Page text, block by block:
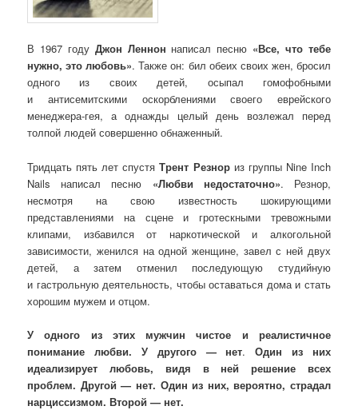
В 1967 году Джон Леннон написал песню «Все, что тебе
нужно, это любовь». Также он: бил обеих своих жен, бросил
одного из своих детей, осыпал гомофобными
и антисемитскими оскорблениями своего еврейского
менеджера-гея, а однажды целый день возлежал перед
толпой людей совершенно обнаженный.
Тридцать пять лет спустяТрент Резнориз группы Nine Inch
Nails написал песню «Любви недостаточно». Резнор,
несмотря на свою известность шокирующими
представлениями на сцене и гротескными тревожными
клипами, избавился от наркотической и алкогольной
зависимости, женился на одной женщине, завел с ней двух
детей, а затем отменил последующую студийную
и гастрольную деятельность, чтобы оставаться дома и стать
хорошим мужем и отцом.
У одного из этих мужчин чистое и реалистичное
понимание любви. У другого — нет.Один из них
идеализирует любовь, видя в ней решение всех
проблем. Другой — нет. Один из них, вероятно, страдал
нарциссизмом. Второй — нет.